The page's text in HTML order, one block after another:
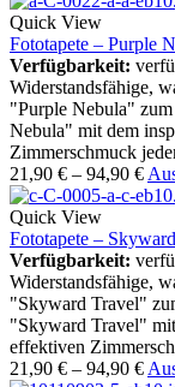
Quick View
Fototapete – Purple
Verfügbarkeit:
Widerstandsfähige,
"Purple Nebula"
Nebula" mit dem
Zimmerschmuck
21,90 € – 94,90 €
Quick View
Fototapete –
Verfügbarkeit:
Widerstandsfähige,
"Skyward Travel"
"Skyward Travel"
effektiven
21,90 € – 94,90 €